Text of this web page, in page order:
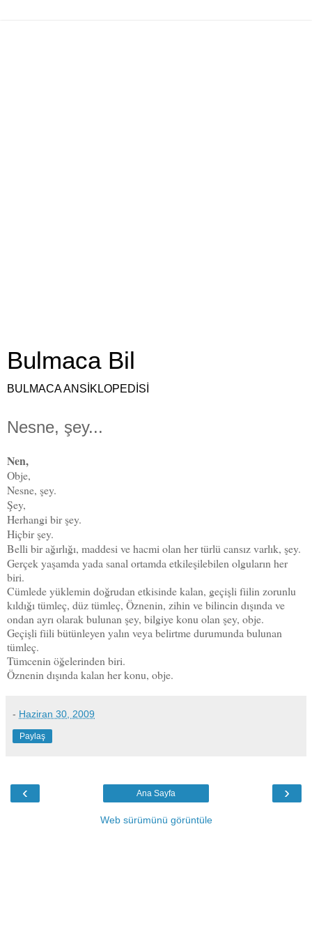
Bulmaca Bil
BULMACA ANSİKLOPEDİSİ
Nesne, şey...
Nen,
Obje,
Nesne, şey.
Şey,
Herhangi bir şey.
Hiçbir şey.
Belli bir ağırlığı, maddesi ve hacmi olan her türlü cansız varlık, şey.
Gerçek yaşamda yada sanal ortamda etkileşilebilen olguların her
biri.
Cümlede yüklemin doğrudan etkisinde kalan, geçişli fiilin zorunlu
kıldığı tümleç, düz tümleç, Öznenin, zihin ve bilincin dışında ve
ondan ayrı olarak bulunan şey, bilgiye konu olan şey, obje.
Geçişli fiili bütünleyen yalın veya belirtme durumunda bulunan
tümleç.
Tümcenin öğelerinden biri.
Öznenin dışında kalan her konu, obje.
- Haziran 30, 2009
Paylaş
‹ ›
Ana Sayfa
Web sürümünü görüntüle